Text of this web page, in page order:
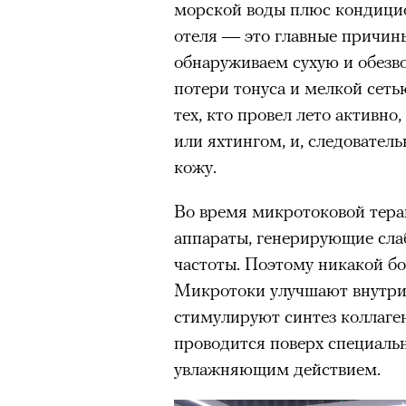
морской воды плюс
отеля — это главные
обнаруживаем сухую и
потери тонуса и мелкой
тех, кто провел лето
или яхтингом, и,
кожу.
Во время микротоковой
аппараты, генерирующие
частоты. Поэтому никакой
Микротоки улучшают
стимулируют синтез
проводится поверх
увлажняющим действием.
Главное
Горы привлекают людей
концентрации, в
остается только
Экстремальные
Для многих альпинизм
рутины, перезагрузиться
Совместное
Наука не подтверждает
признает, чток